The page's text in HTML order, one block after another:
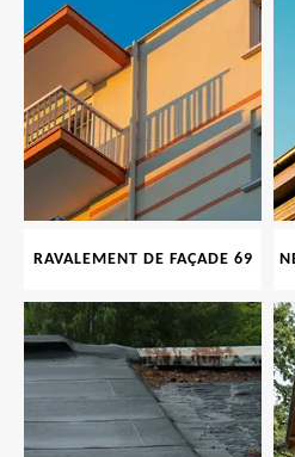
RAVALEMENT DE FAÇADE 69